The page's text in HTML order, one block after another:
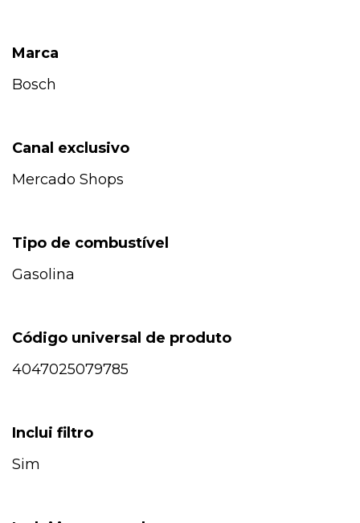
Marca
Bosch
Canal exclusivo
Mercado Shops
Tipo de combustível
Gasolina
Código universal de produto
4047025079785
Inclui filtro
Sim